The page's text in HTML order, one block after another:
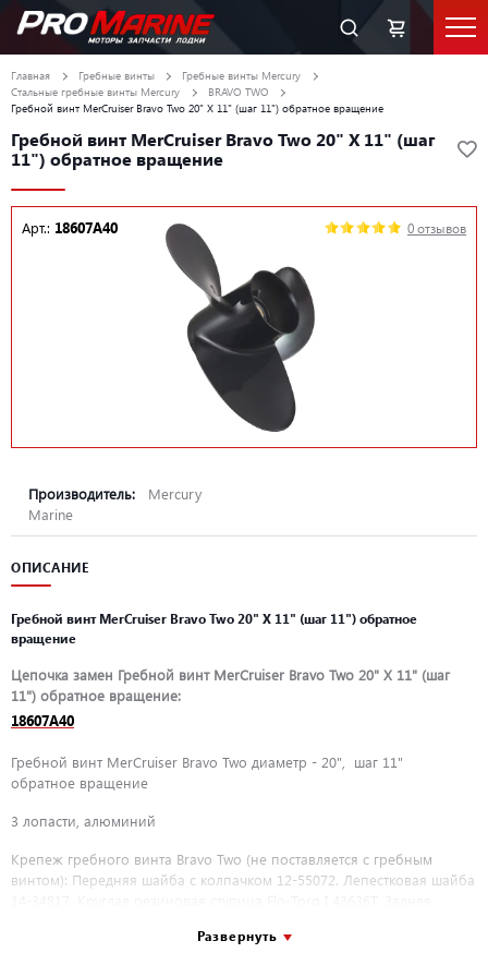
Главная Гребные винты
Гребные винты Mercury
Стальные гребные винты Mercury
BRAVO TWO
Гребной винт MerCruiser Bravo Two 20" X 11" (шаг 11") обратное вращение
Гребной винт MerCruiser Bravo Two 20" X 11" (шаг
11") обратное вращение
Арт.: 18607A40 0 отзывов
Производитель:
Mercury
Marine
ОПИСАНИЕ
Гребной винт MerCruiser Bravo Two 20" X 11" (шаг 11") обратное
вращение
Цепочка замен Гребной винт MerCruiser Bravo Two 20" X 11" (шаг
11") обратное вращение:
18607A40
Гребной винт MerCruiser Bravo Two диаметр - 20", шаг 11"
обратное вращение
3 лопасти, алюминий
Крепеж гребного винта Bravo Two (не поставляется с гребным
винтом): Передняя шайба с колпачком 12-55072. Лепестковая шайба
Передняя упорная шайба 55074T. Задняя шайба 12-55073A 2.
Развернуть